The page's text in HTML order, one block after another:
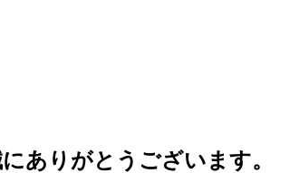
ありがとうございます。